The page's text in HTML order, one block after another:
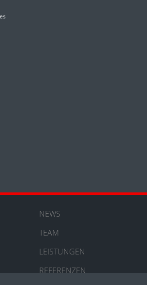
NEWS
TEAM
LEISTUNGEN
REFERENZEN